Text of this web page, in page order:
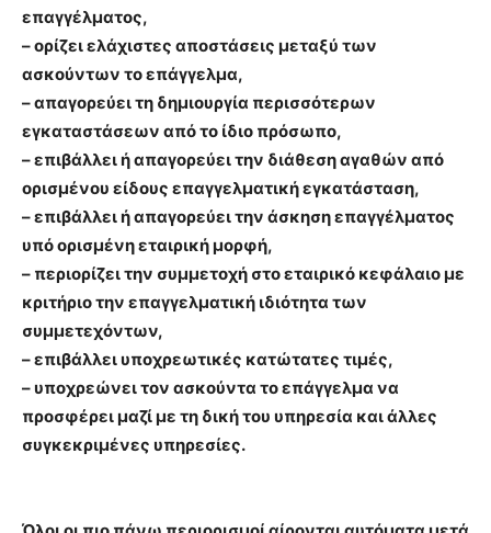
επαγγέλματος,
– ορίζει ελάχιστες αποστάσεις μεταξύ των
ασκούντων το επάγγελμα,
– απαγορεύει τη δημιουργία περισσότερων
εγκαταστάσεων από το ίδιο πρόσωπο,
– επιβάλλει ή απαγορεύει την διάθεση αγαθών από
ορισμένου είδους επαγγελματική εγκατάσταση,
– επιβάλλει ή απαγορεύει την άσκηση επαγγέλματος
υπό ορισμένη εταιρική μορφή,
– περιορίζει την συμμετοχή στο εταιρικό κεφάλαιο με
κριτήριο την επαγγελματική ιδιότητα των
συμμετεχόντων,
– επιβάλλει υποχρεωτικές κατώτατες τιμές,
– υποχρεώνει τον ασκούντα το επάγγελμα να
προσφέρει μαζί με τη δική του υπηρεσία και άλλες
συγκεκριμένες υπηρεσίες.